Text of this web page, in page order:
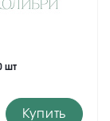
шт
Купить